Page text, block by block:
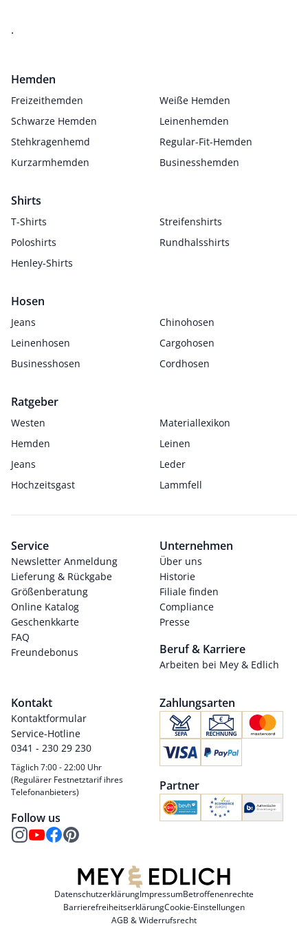
.
Hemden
Freizeithemden
Weiße Hemden
Schwarze Hemden
Leinenhemden
Stehkragenhemd
Regular-Fit-Hemden
Kurzarmhemden
Businesshemden
Shirts
T-Shirts
Streifenshirts
Poloshirts
Rundhalsshirts
Henley-Shirts
Hosen
Jeans
Chinohosen
Leinenhosen
Cargohosen
Businesshosen
Cordhosen
Ratgeber
Westen
Materiallexikon
Hemden
Leinen
Jeans
Leder
Hochzeitsgast
Lammfell
Service
Newsletter Anmeldung
Lieferung & Rückgabe
Größenberatung
Online Katalog
Geschenkkarte
FAQ
Freundebonus
Unternehmen
Über uns
Historie
Filiale finden
Compliance
Presse
Beruf & Karriere
Arbeiten bei Mey & Edlich
Kontakt
Kontaktformular
Service-Hotline
0341 - 230 29 230
Täglich 7:00 - 22:00 Uhr
(Regulärer Festnetztarif ihres
Telefonanbieters)
Follow us
Zahlungsarten
Partner
DatenschutzerklärungImpressumBetroffenenrechte
BarrierefreiheitserklärungCookie-Einstellungen
AGB & Widerrufsrecht